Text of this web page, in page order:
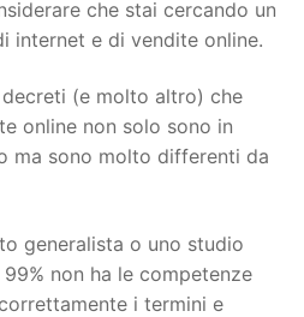
che stai cercando un
internet e di vendite online.
(e molto altro) che
online non solo sono in
ma sono molto differenti da
generalista o uno studio
non ha le competenze
i termini e